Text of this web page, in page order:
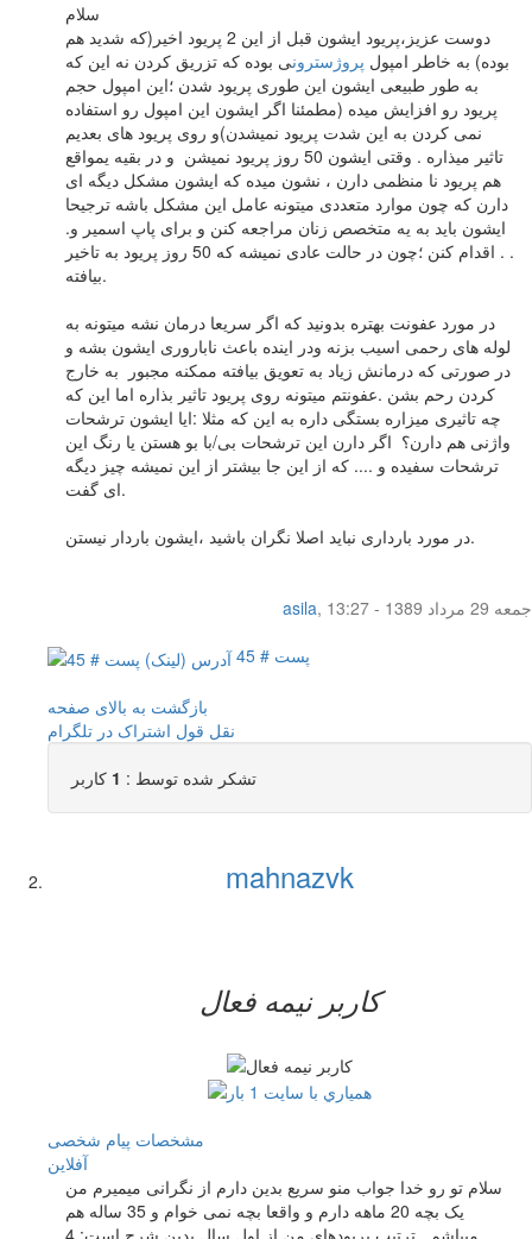
سلام
دوست عزیز،پریود ایشون قبل از این 2 پریود اخیر(که شدید هم
بوده) به خاطر امپول پروژسترونی بوده که تزریق کردن نه این که
به طور طبیعی ایشون این طوری پریود شدن ؛این امپول حجم
پریود رو افزایش میده (مطمئنا اگر ایشون این امپول رو استفاده
نمی کردن به این شدت پریود نمیشدن)و روی پریود های بعدیم
تاثیر میذاره . وقتی ایشون 50 روز پریود نمیشن و در بقیه یمواقع
هم پریود نا منظمی دارن ، نشون میده که ایشون مشکل دیگه ای
دارن که چون موارد متعددی میتونه عامل این مشکل باشه ترجیحا
ایشون باید به یه متخصص زنان مراجعه کنن و برای پاپ اسمیر و.
. . اقدام کنن ؛چون در حالت عادی نمیشه که 50 روز پریود به تاخیر
بیافته.
در مورد عفونت بهتره بدونید که اگر سریعا درمان نشه میتونه به
لوله های رحمی اسیب بزنه ودر اینده باعث ناباروری ایشون بشه و
در صورتی که درمانش زیاد به تعویق بیافته ممکنه مجبور به خارج
کردن رحم بشن .عفونتم میتونه روی پریود تاثیر بذاره اما این که
چه تاثیری میزاره بستگی داره به این که مثلا :ایا ایشون ترشحات
واژنی هم دارن؟ اگر دارن این ترشحات بی/با بو هستن یا رنگ این
ترشحات سفیده و .... که از این جا بیشتر از این نمیشه چیز دیگه
ای گفت.
در مورد بارداری نباید اصلا نگران باشید ،ایشون باردار نیستن.
asila,
جمعه 29 مرداد 1389 - 13:27
پست # 45
بازگشت به بالای صفحه
نقل قول اشتراک در تلگرام
تشکر شده توسط : 1 کاربر
mahnazvk
کاربر نيمه فعال
مشخصات پیام شخصی
آفلاين
سلام تو رو خدا جواب منو سریع بدین دارم از نگرانی میمیرم من
یک بچه 20 ماهه دارم و واقعا بچه نمی خوام و 35 ساله هم